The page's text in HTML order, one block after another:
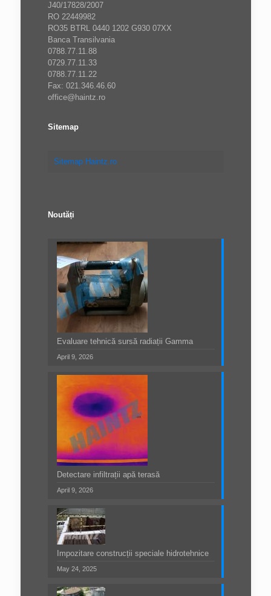
J40/17828/2007
RO 22449982
RO35 BTRL 0440 1202 G930 07XX
Banca Transilvania
0788.77.11.88
0729.77.11.33
0788.77.11.22
Fax: 021.346.46.60
office@haintz.ro
Sitemap
Sitemap Haintz.ro
Noutăți
Evaluare tehnică sursă radiații Gamma
April 9, 2026
Detectare infiltrații apă terasă
April 9, 2026
Impozitare construcții speciale hidrotehnice
May 24, 2025